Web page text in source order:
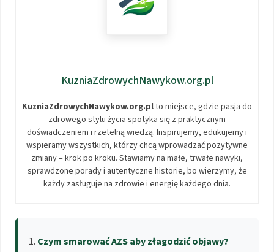
KuzniaZdrowychNawykow.org.pl
KuzniaZdrowychNawykow.org.plto miejsce, gdzie pasja do
zdrowego stylu życia spotyka się z praktycznym
doświadczeniem i rzetelną wiedzą. Inspirujemy, edukujemy i
wspieramy wszystkich, którzy chcą wprowadzać pozytywne
zmiany – krok po kroku. Stawiamy na małe, trwałe nawyki,
sprawdzone porady i autentyczne historie, bo wierzymy, że
każdy zasługuje na zdrowie i energię każdego dnia.
Czym smarować AZS aby złagodzić objawy?